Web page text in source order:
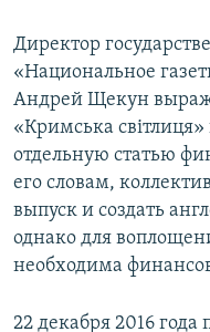
Директор
«Национальное
Андрей Щекун
«Кримська
отдельную статью
его словам,
выпуск и создать
однако для
необходима
22 декабря 2016